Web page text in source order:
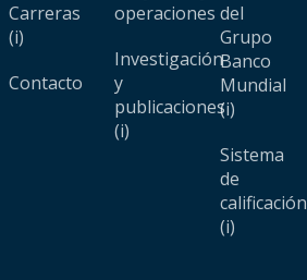
Carreras
(i)
Contacto
operaciones
Investigación
y
publicaciones
(i)
del
Grupo
Banco
Mundial
(i)
Sistema
de
calificación
(i)